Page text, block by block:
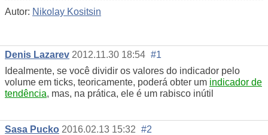
Autor: Nikolay Kositsin
Denis Lazarev 2012.11.30 18:54 #1
Idealmente, se você dividir os valores do indicador pelo
volume em ticks, teoricamente, poderá obter um indicador de
tendência, mas, na prática, ele é um rabisco inútil
Sasa Pucko 2016.02.13 15:32 #2